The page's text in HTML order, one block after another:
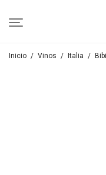
Inicio / Vinos / Italia /